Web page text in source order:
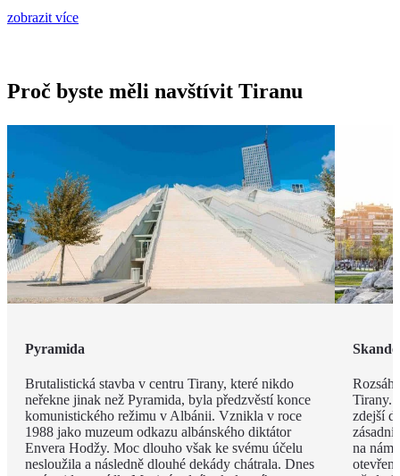
zobrazit více
Proč byste měli navštívit Tiranu
Pyramida
Brutalistická stavba v centru Tirany, které nikdo
neřekne jinak než Pyramida, byla předzvěstí konce
komunistického režimu v Albánii. Vznikla v roce
1988 jako muzeum odkazu albánského diktátor
Envera Hodžy. Moc dlouho však ke svému účelu
nesloužila a následně dlouhé dekády chátrala. Dnes
Tirany.
zdejší
na